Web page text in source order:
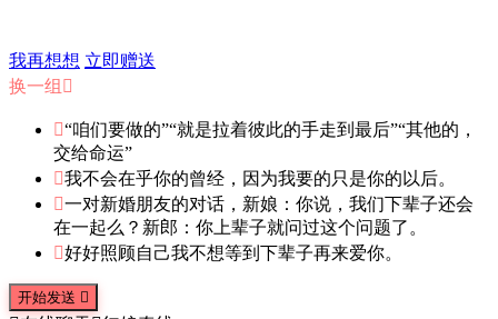
我再想想 立即赠送
换一组 
“咱们要做的”“就是拉着彼此的手走到最后”“其他的，
交给命运”
我不会在乎你的曾经，因为我要的只是你的以后。
一对新婚朋友的对话，新娘：你说，我们下辈子还会
在一起么？新郎：你上辈子就问过这个问题了。
好好照顾自己我不想等到下辈子再来爱你。
开始发送 